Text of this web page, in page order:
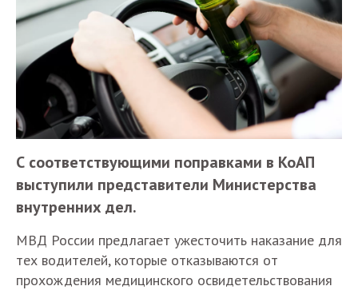
С соответствующими поправками в КоАП
выступили представители Министерства
внутренних дел.
МВД России предлагает ужесточить наказание для
тех водителей, которые отказываются от
прохождения медицинского освидетельствования